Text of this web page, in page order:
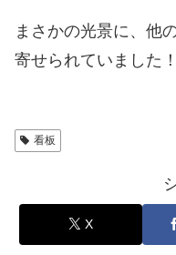
まさかの光景に、他
寄せられていました！
看板
X